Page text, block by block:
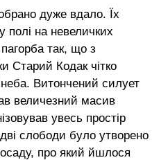
дуже вдало. Їх
полі на невеличких
так, що з
Старий Кодак чітко
Витончений силует
величезний масив
увесь простір
слободи було утворено
про який йшлося